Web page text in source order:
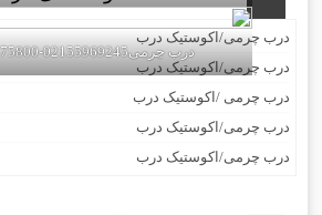
درب چرمی02155969245-09196375800
درب چرمی/اکوستیک درب
درب چرمی/اکوستیک درب
درب چرمی /اکوستیک درب
درب چرمی/اکوستیک درب
درب چرمی/اکوستیک درب